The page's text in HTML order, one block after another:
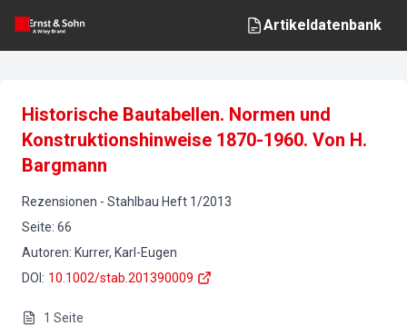
Artikeldatenbank
Historische Bautabellen. Normen und
Konstruktionshinweise 1870-1960. Von H.
Bargmann
Rezensionen - Stahlbau Heft 1/2013
Seite: 66
Autoren: Kurrer, Karl-Eugen
DOI : 10.1002/stab.201390009
1 Seite